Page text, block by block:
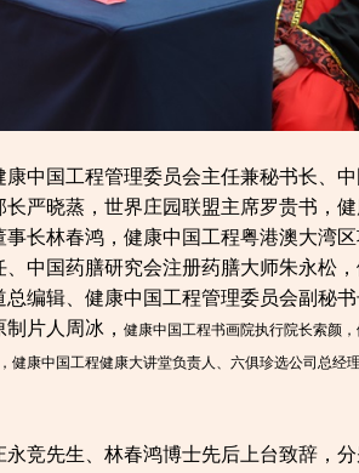
中国工程管理委员会主任兼秘书长、
长严晓蒸，世界庄园联盟主席罗贵书，
长林春鸿，健康中国工程粤港澳大湾
中国药膳研究会注册药膳大师朱永松
编辑、健康中国工程管理委员会副秘
片人周冰， 健康中国工程书画院执行院长索颜
健康中国工程健康大讲堂负责人、六俱珍选公司总经
竞先生、林春鸿博士先后上台致辞，